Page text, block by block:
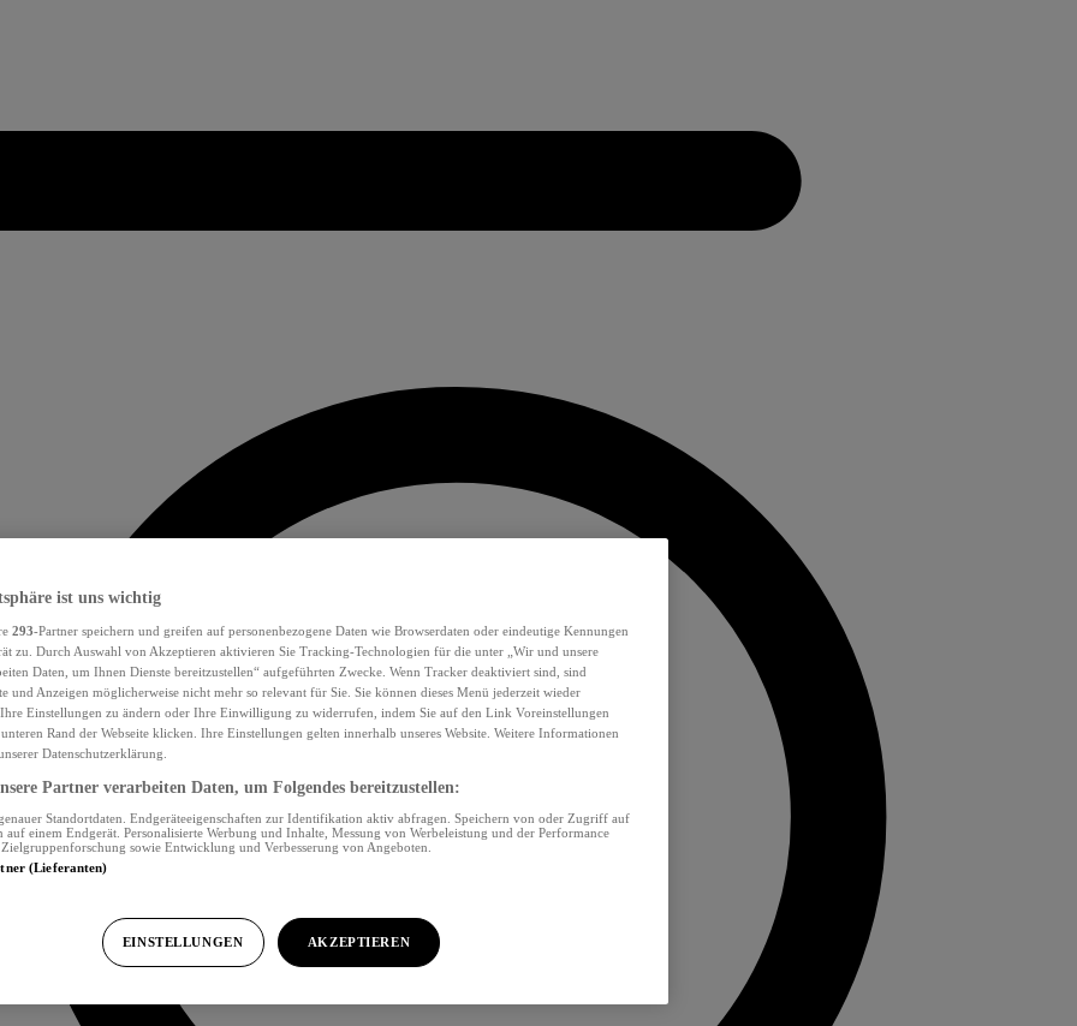
ist uns wichtig
293-Partner speichern und greifen auf personenbezogene Daten wie Browserdaten oder eindeutige Kennungen
zu. Durch Auswahl von Akzeptieren aktivieren Sie Tracking-Technologien für die unter „Wir und unsere
Daten, um Ihnen Dienste bereitzustellen“ aufgeführten Zwecke. Wenn Tracker deaktiviert sind, sind
und Anzeigen möglicherweise nicht mehr so relevant für Sie. Sie können dieses Menü jederzeit wieder
Einstellungen zu ändern oder Ihre Einwilligung zu widerrufen, indem Sie auf den Link Voreinstellungen
Rand der Webseite klicken. Ihre Einstellungen gelten innerhalb unseres Website. Weitere Informationen
Datenschutzerklärung.
Partner verarbeiten Daten, um Folgendes bereitzustellen:
Standortdaten. Endgeräteeigenschaften zur Identifikation aktiv abfragen. Speichern von oder Zugriff auf
einem Endgerät. Personalisierte Werbung und Inhalte, Messung von Werbeleistung und der Performance
sowie Entwicklung und Verbesserung von Angeboten.
(Lieferanten)
EINSTELLUNGEN AKZEPTIEREN